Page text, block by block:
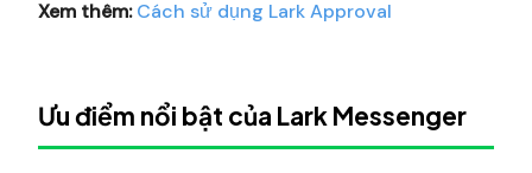
Xem thêm: Cách sử dụng Lark Approval
Ưu điểm nổi bật của Lark Messenger